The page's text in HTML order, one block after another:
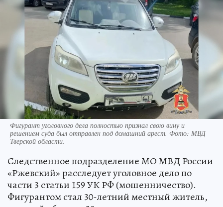
Фигурант уголовного дела полностью признал свою вину и
решением суда был отправлен под домашний арест. Фото: МВД
Тверской области.
Следственное подразделение МО МВД России
«Ржевский» расследует уголовное дело по
части 3 статьи 159 УК РФ (мошенничество).
Фигурантом стал 30-летний местный житель,